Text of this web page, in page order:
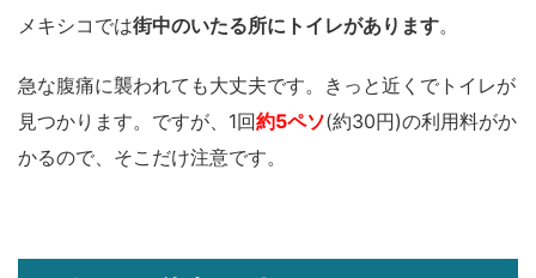
メキシコでは街中のいたる所にトイレがあります。
急な腹痛に襲われても大丈夫です。きっと近くでトイレが
見つかります。ですが、1回約5ペソ(約30円)の利用料がか
かるので、そこだけ注意です。